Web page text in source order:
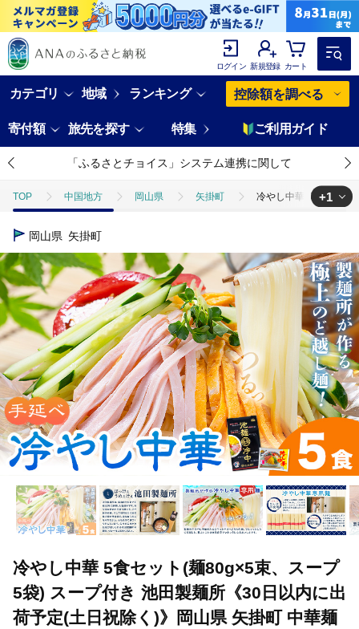
ログイン 新規登録 カート
カテゴリ 地域 ランキング 控除額を調べる
寄付額 旅先を探す 特集 ご利用ガイド
「ふるさとチョイス」システム連携に関して
TOP 中国地方 岡山県 矢掛町 冷やし中華 5食セット(
TOP
+1
岡山県 矢掛町
冷やし中華 5食セット(麺80g×5束、スープ
5袋) スープ付き 池田製麺所《30日以内に出
荷予定(土日祝除く)》岡山県 矢掛町 中華麺